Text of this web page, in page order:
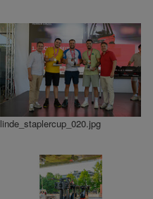
linde_staplercup_020.jpg